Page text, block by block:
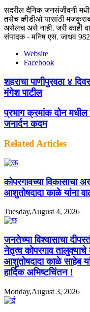
सदरील दैनिक जनसंजीवनी
तसेच व्हीडीओ यासांठी
असेलच असे नाही. जरी काही
संपादक - मनिष एस. जाधव
Website
Facebook
शहराचा पाणीपुरवठा ४
मंगेश पाटील
प्रभाग क्रमांक दोन मधील
जनार्दन कदम
Related Articles
कोपरगावच्या विकासाचा
आशुतोषदादा काळे यांना
Tuesday,August 4, 2026
जनतेच्या विश्वासाचा
नेतृत्व कोपरगाव
आशुतोषदादा काळे साहेब
हार्दिक अभिष्टचिंतन !
Monday,August 3, 2026